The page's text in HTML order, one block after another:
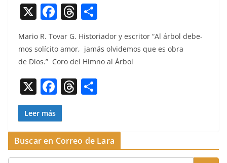
X F
c
e
b
o
o
k
T
h
re
a
d
s
o
m
p
Mario R. Tovar G. His­to­ri­ador y escritor “Al árbol debe­
mos solíc­i­to amor, jamás olvidemos que es obra
de Dios.” Coro del Him­no al Árbol
X F
a
c
e
b
T
a
d
p
ar
Leer más
Buscar en Correo de Lara